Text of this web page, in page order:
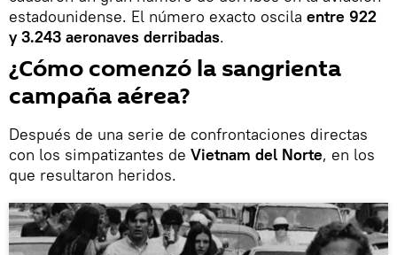
estadounidense. El número exacto oscila entre 922
y 3.243 aeronaves derribadas.
¿Cómo comenzó la sangrienta
campaña aérea?
Después de una serie de confrontaciones directas
con los simpatizantes de Vietnam del Norte, en los
que resultaron heridos.